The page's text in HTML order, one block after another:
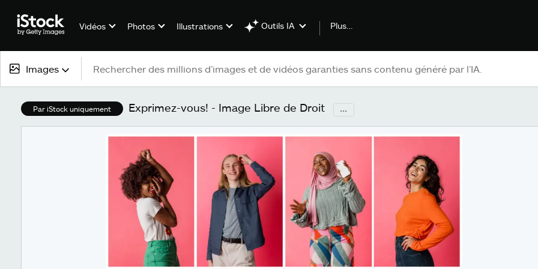
Vidéos Photos Illustrations Outils IA Plus…
Images
Tous types de contenu
Images
Par iStock uniquement Exprimez-vous! - Image Libre de Droit ...